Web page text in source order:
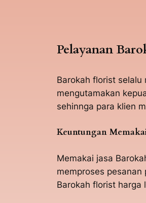
Pelayanan
Barokah florist
mengutamakan
sehinnga para klien
Keuntungan
Memakai jasa
memproses
Barokah florist harga